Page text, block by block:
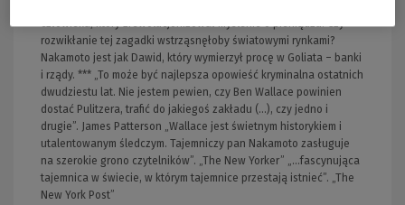
człowieka, który zrewolucjonizował myślenie o pieniądzu. Czy
rozwikłanie tej zagadki wstrząsnęłoby światowymi rynkami?
Nakamoto jest jak Dawid, który wymierzył procę w Goliata – banki
i rządy. *** „To może być najlepsza opowieść kryminalna ostatnich
dwudziestu lat. Nie jestem pewien, czy Ben Wallace powinien
dostać Pulitzera, trafić do jakiegoś zakładu (…), czy jedno i
drugie”. James Patterson „Wallace jest świetnym historykiem i
utalentowanym śledczym. Tajemniczy pan Nakamoto zasługuje
na szerokie grono czytelników”. „The New Yorker” „…fascynująca
tajemnica w świecie, w którym tajemnice przestają istnieć”. „The
New York Post”